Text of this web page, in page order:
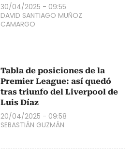
30/04/2025 - 09:55
DAVID SANTIAGO MUÑOZ
CAMARGO
Tabla de posiciones de la
Premier League: así quedó
tras triunfo del Liverpool de
Luis Díaz
20/04/2025 - 09:58
SEBASTIÁN GUZMÁN